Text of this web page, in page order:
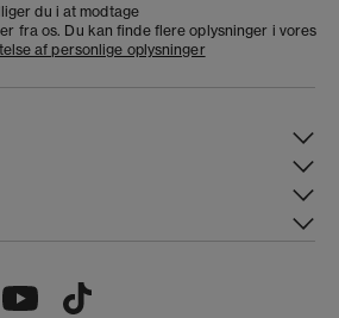
du i at modtage
fra os. Du kan finde flere oplysninger i vores
af personlige oplysninger